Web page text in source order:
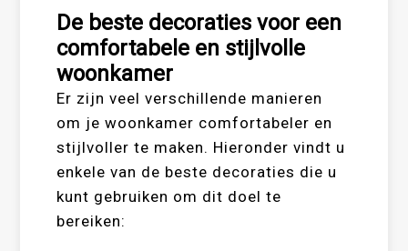
De beste decoraties voor een
comfortabele en stijlvolle
woonkamer
Er zijn veel verschillende manieren
om je woonkamer comfortabeler en
stijlvoller te maken. Hieronder vindt u
enkele van de beste decoraties die u
kunt gebruiken om dit doel te
bereiken: